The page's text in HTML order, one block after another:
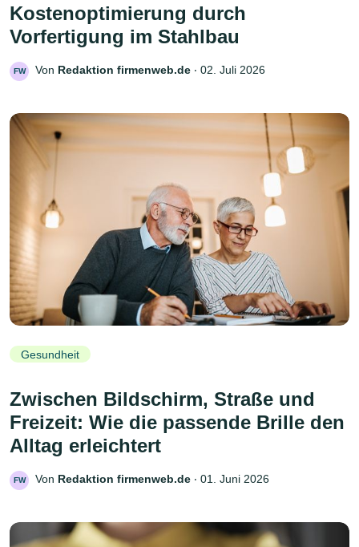
Kostenoptimierung durch
Vorfertigung im Stahlbau
FW Von Redaktion firmenweb.de ‧ 02. Juli 2026
Gesundheit
Zwischen Bildschirm, Straße und
Freizeit: Wie die passende Brille den
Alltag erleichtert
FW Von Redaktion firmenweb.de ‧ 01. Juni 2026